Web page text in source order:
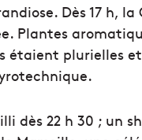
Dès 17 h,
Plantes
étaient plurielles
dès 22 h 30 ; un